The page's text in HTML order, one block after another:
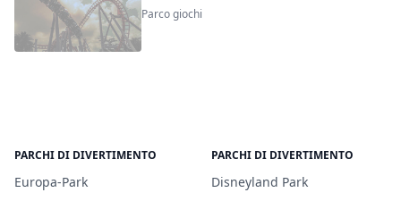
Parco giochi
PARCHI DI DIVERTIMENTO
Europa-Park
PARCHI DI DIVERTIMENTO
Disneyland Park